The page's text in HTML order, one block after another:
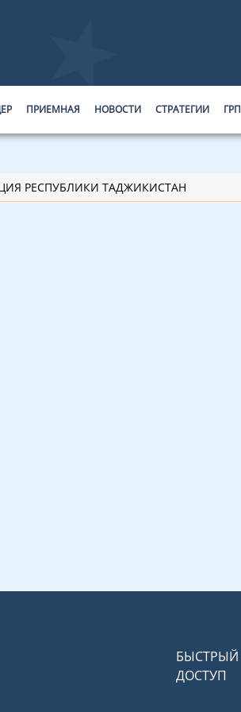
ПРИЕМНАЯ НОВОСТИ СТРАТЕГИИ ГРП
РЕСПУБЛИКИ ТАДЖИКИСТАН
БЫСТРЫЙ
ДОСТУП